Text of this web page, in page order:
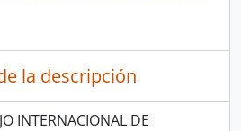
la descripción
INTERNACIONAL DE